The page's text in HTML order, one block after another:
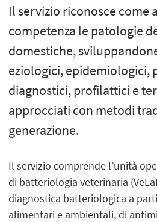
Il servizio riconosce come
competenza le patologie
domestiche,
eziologici, epidemiologici,
diagnostici, profilattici e
approcciati con metodi
generazione.
Il servizio comprende l’unità
di batteriologia veterinaria
diagnostica batteriologica a
alimentari e ambientali, di